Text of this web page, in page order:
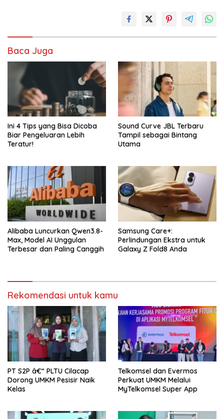
Baca Juga
Ini 4 Tips yang Bisa Dicoba
Biar Pengeluaran Lebih
Teratur!
Sound Curve JBL Terbaru
Tampil sebagai Bintang
Utama
Alibaba Luncurkan Qwen3.8-
Max, Model AI Unggulan
Terbesar dan Paling Canggih
Samsung Care+:
Perlindungan Ekstra untuk
Galaxy Z Fold8 Anda
Rekomendasi untuk kamu
PT S2P â€“ PLTU Cilacap
Dorong UMKM Pesisir Naik
Kelas
Telkomsel dan Evermos
Perkuat UMKM Melalui
MyTelkomsel Super App